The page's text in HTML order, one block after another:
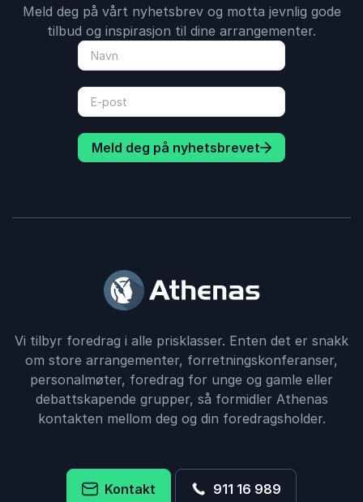
Meld deg på vårt nyhetsbrev og motta jevnlig gode
tilbud og inspirasjon til dine arrangementer.
Meld deg på nyhetsbrevet
Vi tilbyr foredrag i alle prisklasser. Enten det er snakk
om store arrangementer, forretningskonferanser,
personalmøter, foredrag for unge og gamle eller
debattskapende grupper, så formidler Athenas
kontakten mellom deg og din foredragsholder.
Kontakt 911 16 989